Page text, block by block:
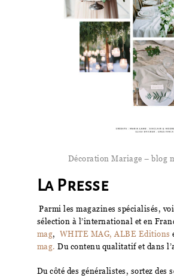
Décoration Mariage – blog
La Presse
Parmi les magazines spécialisés,
sélection à l’international et en
mag, WHITE MAG, ALBE Editions
mag. Du contenu qualitatif et dans
Du côté des généralistes, sortez des